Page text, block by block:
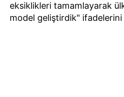
eksiklikleri tamamlayarak
model geliştirdik" ifadelerini